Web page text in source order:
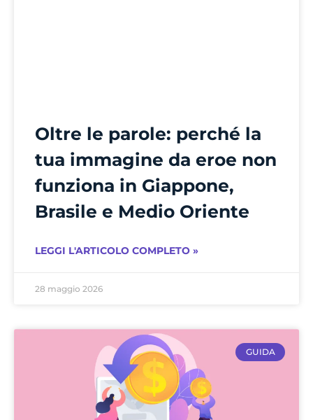
Oltre le parole: perché la
tua immagine da eroe non
funziona in Giappone,
Brasile e Medio Oriente
LEGGI L'ARTICOLO COMPLETO »
28 maggio 2026
GUIDA